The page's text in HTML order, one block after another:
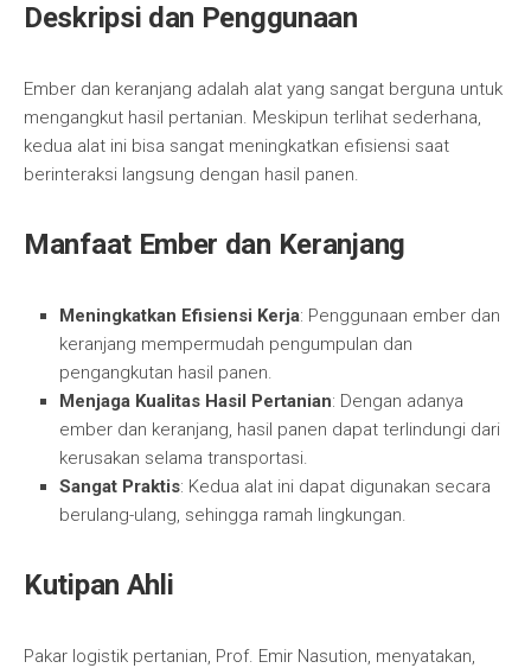
Deskripsi dan Penggunaan
Ember dan keranjang adalah alat yang sangat berguna untuk
mengangkut hasil pertanian. Meskipun terlihat sederhana,
kedua alat ini bisa sangat meningkatkan efisiensi saat
berinteraksi langsung dengan hasil panen.
Manfaat Ember dan Keranjang
Meningkatkan Efisiensi Kerja: Penggunaan ember dan
keranjang mempermudah pengumpulan dan
pengangkutan hasil panen.
Menjaga Kualitas Hasil Pertanian: Dengan adanya
ember dan keranjang, hasil panen dapat terlindungi dari
kerusakan selama transportasi.
Sangat Praktis: Kedua alat ini dapat digunakan secara
berulang-ulang, sehingga ramah lingkungan.
Kutipan Ahli
Pakar logistik pertanian, Prof. Emir Nasution, menyatakan,